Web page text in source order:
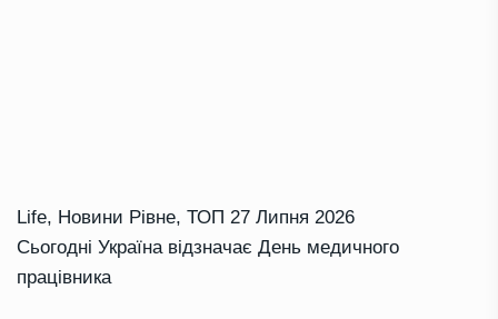
Life, Новини Рівне, ТОП 27 Липня 2026
Сьогодні Україна відзначає День медичного
працівника